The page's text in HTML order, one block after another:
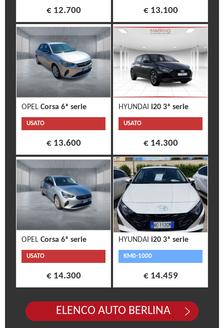
€ 12.700 € 13.100
OPEL Corsa 6ª serie
USATO
€ 13.600
HYUNDAI i20 3ª serie
USATO
€ 14.300
OPEL Corsa 6ª serie
USATO
€ 14.300
HYUNDAI i20 3ª serie
KM0-1000
€ 14.459
ELENCO AUTO BERLINA